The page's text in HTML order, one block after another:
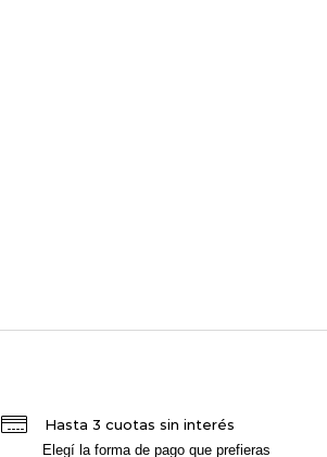
Hasta 3 cuotas sin interés
Elegí la forma de pago que prefieras